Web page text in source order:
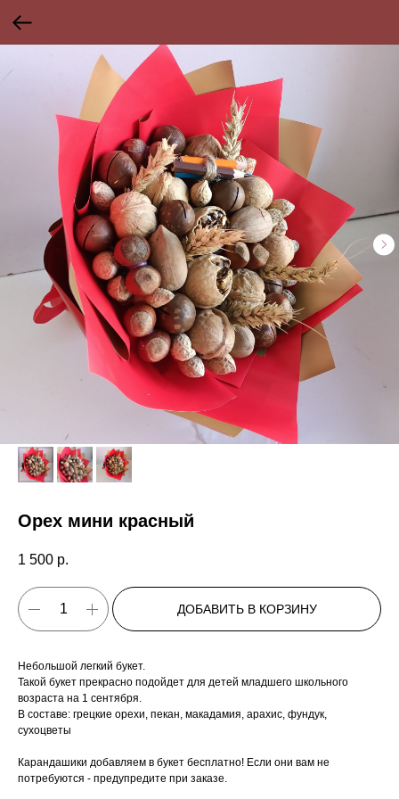
Орех мини красный
1 500 р.
ДОБАВИТЬ В КОРЗИНУ
Небольшой легкий букет.
Такой букет прекрасно подойдет для детей младшего школьного
возраста на 1 сентября.
В составе: грецкие орехи, пекан, макадамия, арахис, фундук,
сухоцветы
Карандашики добавляем в букет бесплатно! Если они вам не
потребуются - предупредите при заказе.